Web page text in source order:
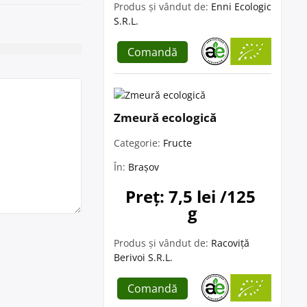
Produs și vândut de: Enni Ecologic
S.R.L.
Comandă
Zmeură ecologică
Categorie: Fructe
În: Brașov
Preț: 7,5 lei /125
g
Produs și vândut de: Racoviță
Berivoi S.R.L.
Comandă